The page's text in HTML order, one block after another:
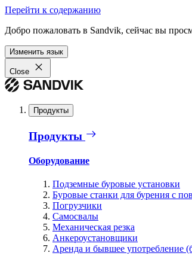
Перейти к содержанию
Добро пожаловать в Sandvik, сейчас вы
Изменить язык
Close
Продукты
Продукты
Оборудование
Подземные буровые установки
Буровые станки для бурения с
Погрузчики
Самосвалы
Механическая резка
Анкероустановщики
Аренда и бывшее употребление